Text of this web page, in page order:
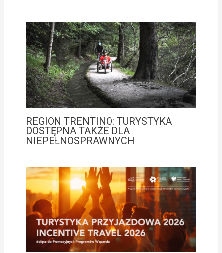
REGION TRENTINO: TURYSTYKA
DOSTĘPNA TAKŻE DLA
NIEPEŁNOSPRAWNYCH